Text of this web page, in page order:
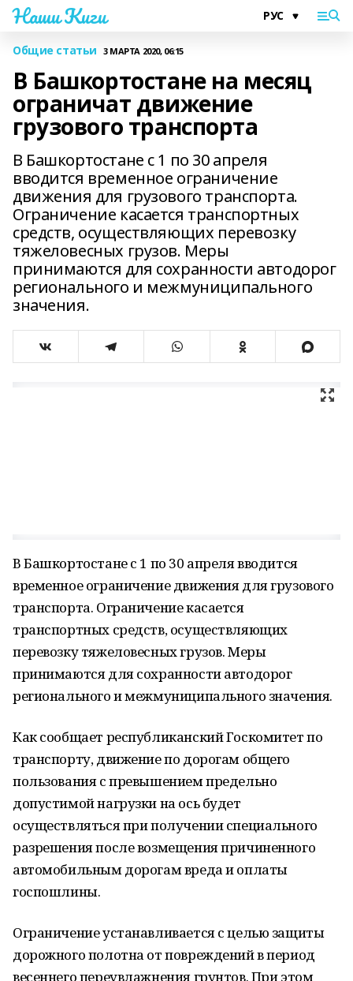
Наши Киги
Общие статьи 3 МАРТА 2020, 06:15
В Башкортостане на месяц
ограничат движение
грузового транспорта
В Башкортостане с 1 по 30 апреля
вводится временное ограничение
движения для грузового транспорта.
Ограничение касается транспортных
средств, осуществляющих перевозку
тяжеловесных грузов. Меры
принимаются для сохранности автодорог
регионального и межмуниципального
значения.
В Башкортостане с 1 по 30 апреля вводится
временное ограничение движения для грузового
транспорта. Ограничение касается
транспортных средств, осуществляющих
перевозку тяжеловесных грузов. Меры
принимаются для сохранности автодорог
регионального и межмуниципального значения.
Как сообщает республиканский Госкомитет по
транспорту, движение по дорогам общего
пользования с превышением предельно
допустимой нагрузки на ось будет
осуществляться при получении специального
разрешения после возмещения причиненного
автомобильным дорогам вреда и оплаты
госпошлины.
Ограничение устанавливается с целью защиты
дорожного полотна от повреждений в период
весеннего переувлажнения грунтов. При этом